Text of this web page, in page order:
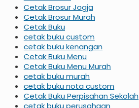
Cetak Brosur Jogja
Cetak Brosur Murah
Cetak Buku
cetak buku custom
cetak buku kenangan
Cetak Buku Menu
Cetak Buku Menu Murah
cetak buku murah
cetak buku nota custom
Cetak Buku Perpisahan Sekolah
cetak buku perusahaan